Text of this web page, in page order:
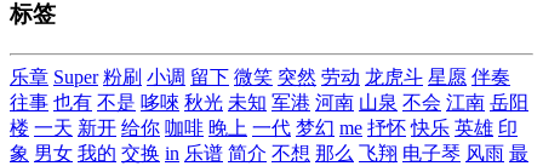
标签
乐章 Super 粉刷 小调 留下 微笑 突然 劳动 龙虎斗 星愿 伴奏
往事 也有 不是 哆唻 秋光 未知 军港 河南 山泉 不会 江南 岳阳
楼 一天 新开 给你 咖啡 晚上 一代 梦幻 me 抒怀 快乐 英雄 印
象 男女 我的 交换 in 乐谱 简介 不想 那么 飞翔 电子琴 风雨 最